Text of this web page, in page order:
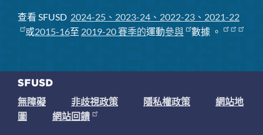
查看 SFUSD 2024-25、2023-24、2022-23、2021-22
或2015-16至 2019-20 賽季的運動參與 數據 。
無障礙 非歧視政策 隱私權政策
網站地
圖
網站回饋